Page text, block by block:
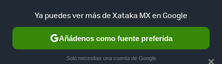
MENÚ NUEVO
GAMING HOME AUTO
Ya puedes ver más de Xataka MX en Google
Añádenos como fuente preferida
Solo necesitas una cuenta de Google